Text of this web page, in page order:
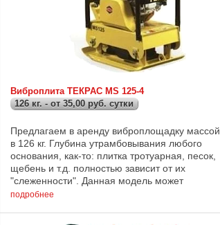
Виброплита ТЕКРАС MS 125-4
126 кг. - от 35,00 руб. сутки
Предлагаем в аренду виброплощадку массой
в 126 кг. Глубина утрамбовывания любого
основания, как-то: плитка тротуарная, песок,
щебень и т.д. полностью зависит от их
"слеженности". Данная модель может
уплотнить неслеженный сыпучий материал
подробнее